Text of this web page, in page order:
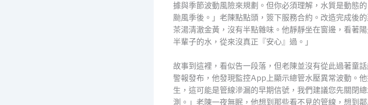
據與季節波動風險來規劃。但你必須理解，水質是動態
颱風季後。」老陳點點頭，簽下服務合約。改造完成後
茶湯清澈金黃，沒有半點雜味。他靜靜坐在窗邊，看著
半輩子的水，從來沒真正『安心』過。」
故事到這裡，看似告一段落，但老陳並沒有從此過著童
警報發布，他發現監控App上顯示總管水壓異常波動。
生，這可能是管線滲漏的早期信號，我們建議您先關閉
測。」老陳一夜無眠，他想到那些看不見的管線，想到